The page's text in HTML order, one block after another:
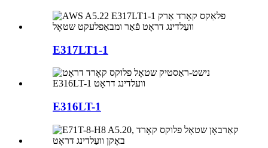
E317LT1-1
E316LT-1